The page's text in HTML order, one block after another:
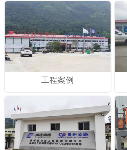
工程案例